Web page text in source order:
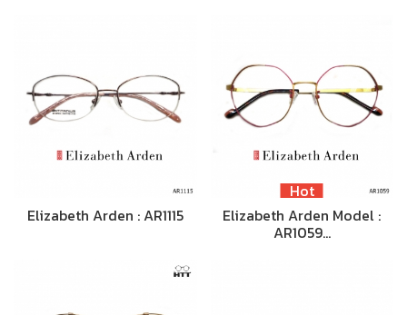
Elizabeth Arden : AR1115
Hot
Elizabeth Arden Model :
AR1059…